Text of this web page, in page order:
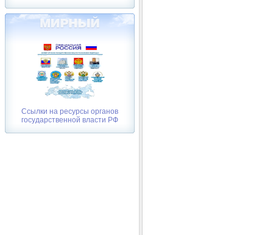
Ссылки на ресурсы органов
государственной власти РФ